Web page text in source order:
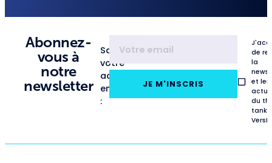
Abonnez-
vous à
notre
newsletter
Saisissez
votre
adresse
email
:
JE M'INSCRIS
de
la
et les
du
tank